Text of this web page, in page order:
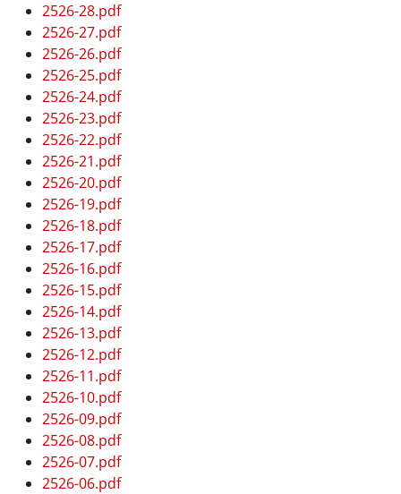
2526-28.pdf
2526-27.pdf
2526-26.pdf
2526-25.pdf
2526-24.pdf
2526-23.pdf
2526-22.pdf
2526-21.pdf
2526-20.pdf
2526-19.pdf
2526-18.pdf
2526-17.pdf
2526-16.pdf
2526-15.pdf
2526-14.pdf
2526-13.pdf
2526-12.pdf
2526-11.pdf
2526-10.pdf
2526-09.pdf
2526-08.pdf
2526-07.pdf
2526-06.pdf